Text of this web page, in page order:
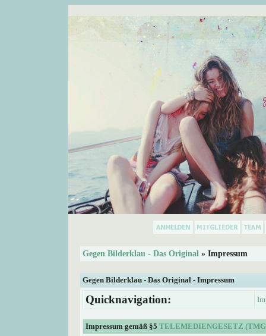
Gegen Bilderklau - Das Original » Impressum
Gegen Bilderklau - Das Original - Impressum
Quicknavigation:
Impressum gemäß §5 TELEMEDIENGESETZ